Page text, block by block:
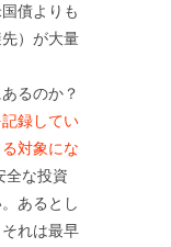
債よりも
）が大量
るのか？
録してい
対象にな
全な投資
あるとし
れは最早